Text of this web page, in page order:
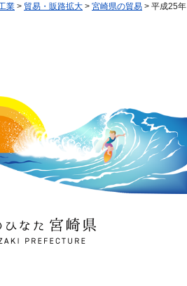
業 > 貿易・販路拡大 > 宮崎県の貿易 > 平成25年
なた 宮崎県
PREFECTURE